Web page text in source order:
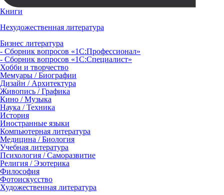
Книги
Нехудожественная литература
Бизнес литература
- Сборник вопросов «1С:Профессионал»
- Сборник вопросов «1С:Специалист»
Хобби и творчество
Мемуары / Биографии
Дизайн / Архитектура
Живопись / Графика
Кино / Музыка
Наука / Техника
История
Иностранные языки
Компьютерная литература
Медицина / Биология
Учебная литература
Психология / Саморазвитие
Религия / Эзотерика
Философия
Фотоискусство
Художественная литература